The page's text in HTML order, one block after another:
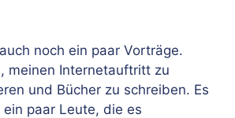
noch ein paar Vorträge.
meinen Internetauftritt zu
und Bücher zu schreiben. Es
paar Leute, die es